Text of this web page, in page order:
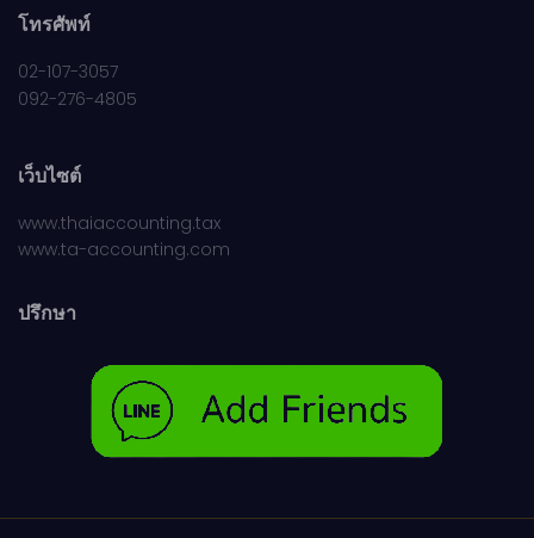
โทรศัพท์
02-107-3057
092-276-4805
เว็บไซต์
www.thaiaccounting.tax
www.ta-accounting.com
ปรึกษา